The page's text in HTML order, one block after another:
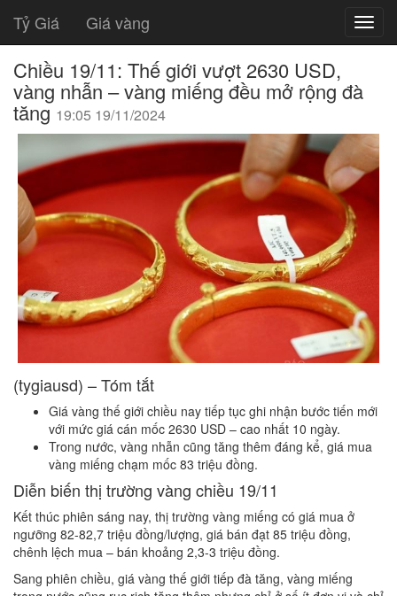
Tỷ Giá Giá vàng
Chiều 19/11: Thế giới vượt 2630 USD,
vàng nhẫn – vàng miếng đều mở rộng đà
tăng19:05 19/11/2024
(tygiausd) – Tóm tắt
Giá vàng thế giới chiều nay tiếp tục ghi nhận bước tiến mới
với mức giá cán mốc 2630 USD – cao nhất 10 ngày.
Trong nước, vàng nhẫn cũng tăng thêm đáng kể, giá mua
vàng miếng chạm mốc 83 triệu đồng.
Diễn biến thị trường vàng chiều 19/11
Kết thúc phiên sáng nay, thị trường vàng miếng có giá mua ở
ngưỡng 82-82,7 triệu đồng/lượng, giá bán đạt 85 triệu đồng,
chênh lệch mua – bán khoảng 2,3-3 triệu đồng.
Sang phiên chiều, giá vàng thế giới tiếp đà tăng, vàng miếng